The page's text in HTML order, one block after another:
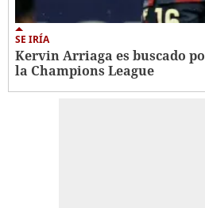
SE IRÍA
Kervin Arriaga es buscado
la Champions League